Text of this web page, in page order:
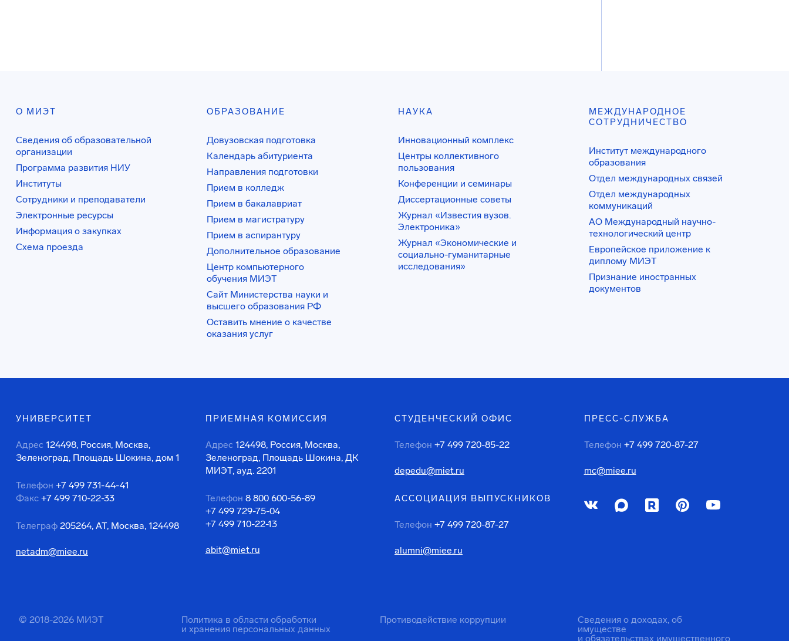
О МИЭТ
Сведения об образовательной
организации
Программа развития НИУ
Институты
Сотрудники и преподаватели
Электронные ресурсы
Информация о закупках
Схема проезда
ОБРАЗОВАНИЕ
Довузовская подготовка
Календарь абитуриента
Направления подготовки
Прием в колледж
Прием в бакалавриат
Прием в магистратуру
Прием в аспирантуру
Дополнительное образование
Центр компьютерного
обучения МИЭТ
Сайт Министерства науки и
высшего образования РФ
Оставить мнение о качестве
оказания услуг
НАУКА
Инновационный комплекс
Центры коллективного
пользования
Конференции и семинары
Диссертационные советы
Журнал «Известия вузов.
Электроника»
Журнал «Экономические и
социально-гуманитарные
исследования»
МЕЖДУНАРОДНОЕ
СОТРУДНИЧЕСТВО
Институт международного
образования
Отдел международных связей
Отдел международных
коммуникаций
АО Международный научно-
технологический центр
Европейское приложение к
диплому МИЭТ
Признание иностранных
документов
УНИВЕРСИТЕТ
Адрес 124498, Россия, Москва,
Зеленоград, Площадь Шокина, дом 1
Телефон +7 499 731-44-41
Факс +7 499 710-22-33
Телеграф 205264, АТ, Москва, 124498
netadm@miee.ru
ПРИЕМНАЯ КОМИССИЯ
Адрес 124498, Россия, Москва,
Зеленоград, Площадь Шокина, ДК
МИЭТ, ауд. 2201
Телефон 8 800 600-56-89
+7 499 729-75-04
+7 499 710-22-13
abit@miet.ru
СТУДЕНЧЕСКИЙ ОФИС
Телефон +7 499 720-85-22
depedu@miet.ru
АССОЦИАЦИЯ ВЫПУСКНИКОВ
Телефон +7 499 720-87-27
alumni@miee.ru
ПРЕСС-СЛУЖБА
Телефон +7 499 720-87-27
mc@miee.ru
© 2018-2026 МИЭТ
Политика в области обработки
и хранения персональных данных
Противодействие коррупции
Сведения о доходах, об
имуществе
и обязательствах имущественного